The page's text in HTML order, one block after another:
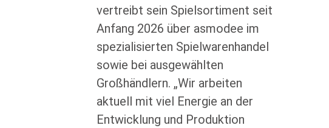
vertreibt sein Spielsortiment seit
Anfang 2026 über asmodee im
spezialisierten Spielwarenhandel
sowie bei ausgewählten
Großhändlern. „Wir arbeiten
aktuell mit viel Energie an der
Entwicklung und Produktion